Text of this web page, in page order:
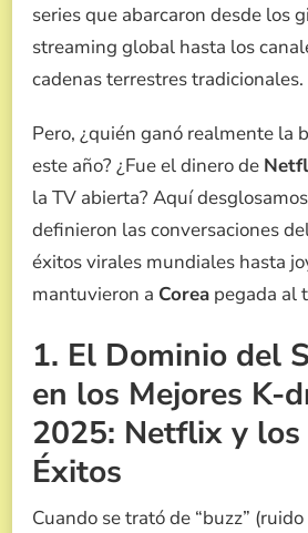
series que abarcaron desde los
streaming global hasta los
cadenas terrestres tradicionales.
Pero, ¿quién ganó realmente la
este año? ¿Fue el dinero de
la TV abierta? Aquí
definieron las conversaciones
éxitos virales mundiales hasta
mantuvieron a Corea pegada al
1. El Dominio del
en los Mejores K-
2025: Netflix y los
Éxitos
Cuando se trató de “buzz”